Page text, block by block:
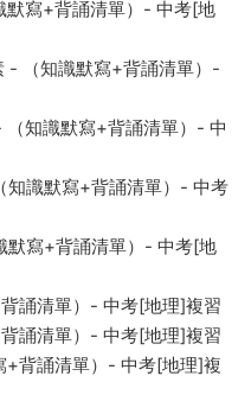
默寫+背誦清單）- 中考[地
- （知識默寫+背誦清單）-
知識默寫+背誦清單）- 中
知識默寫+背誦清單）- 中考
默寫+背誦清單）- 中考[地
誦清單）- 中考[地理]複習
誦清單）- 中考[地理]複習
+背誦清單）- 中考[地理]複